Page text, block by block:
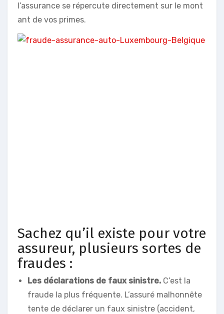
l’assurance se répercute directement sur le mont
ant de vos primes.
Sachez qu’il existe pour votre
assureur, plusieurs sortes de
fraudes :
Les déclarations de faux sinistre. C’est la
fraude la plus fréquente. L’assuré malhonnête
tente de déclarer un faux sinistre (accident,